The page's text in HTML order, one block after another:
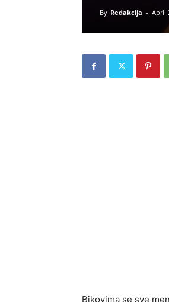
By Redakcija - April
Bikovima se sve